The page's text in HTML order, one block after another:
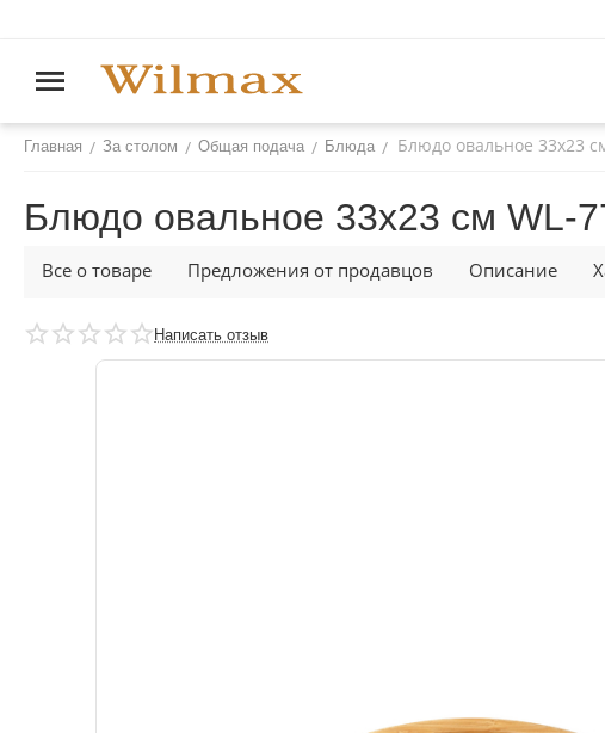
Главная / За столом / Общая подача / Блюда / Блюдо овальное 33x23
Блюдо овальное 33x23 см
Все о товаре Предложения от продавцов Описание
Написать отзыв